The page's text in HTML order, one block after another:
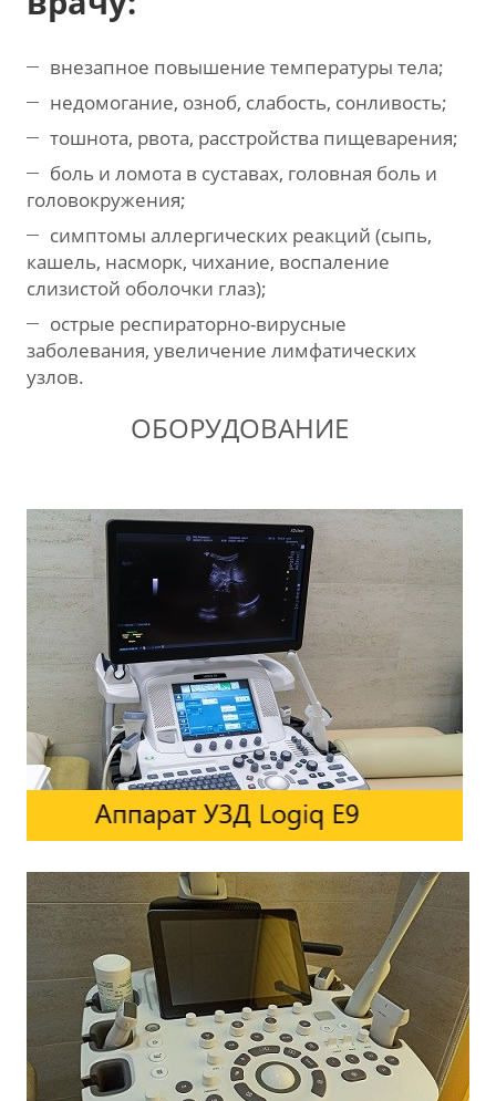
внезапное повышение температуры тела;
недомогание, озноб, слабость, сонливость;
тошнота, рвота, расстройства пищеварения;
боль и ломота в суставах, головная боль и
головокружения;
симптомы аллергических реакций (сыпь,
кашель, насморк, чихание, воспаление
слизистой оболочки глаз);
острые респираторно-вирусные
заболевания, увеличение лимфатических
узлов.
ОБОРУДОВАНИЕ